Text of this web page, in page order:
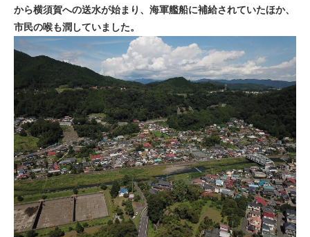
から横須賀への送水が始まり、海軍艦船に補給されていたほか、
市民の喉も潤していました。